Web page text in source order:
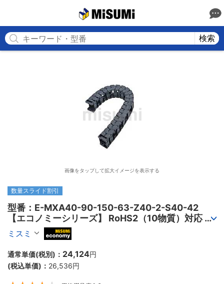
検索
画像をタップして拡大イメージを表示する
数量スライド割引
型番：E-MXA40-90-150-63-Z40-2-S40-42
【エコノミーシリーズ】 RoHS2（10物質）対応 ケ
ーブルキャリア 低発塵・低騒音タイプ
ミスミ
通常単価(税別)： 24,124円
(税込単価)： 26,536円